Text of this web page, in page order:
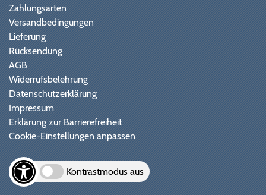
Zahlungsarten
Versandbedingungen
Lieferung
Rücksendung
AGB
Widerrufsbelehrung
Datenschutzerklärung
Impressum
Erklärung zur Barrierefreiheit
Cookie-Einstellungen anpassen
Kontrastmodus aus